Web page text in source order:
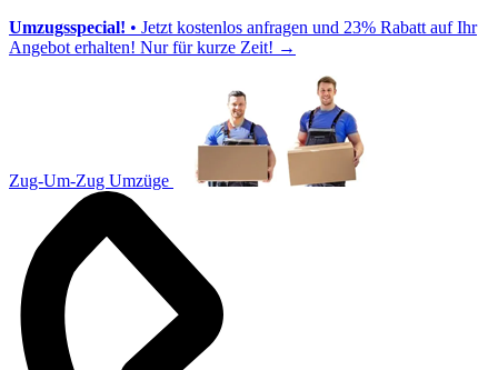
Umzugsspecial! • Jetzt kostenlos anfragen und 23% Rabatt auf Ihr
Angebot erhalten! Nur für kurze Zeit! →
Zug-Um-Zug Umzüge